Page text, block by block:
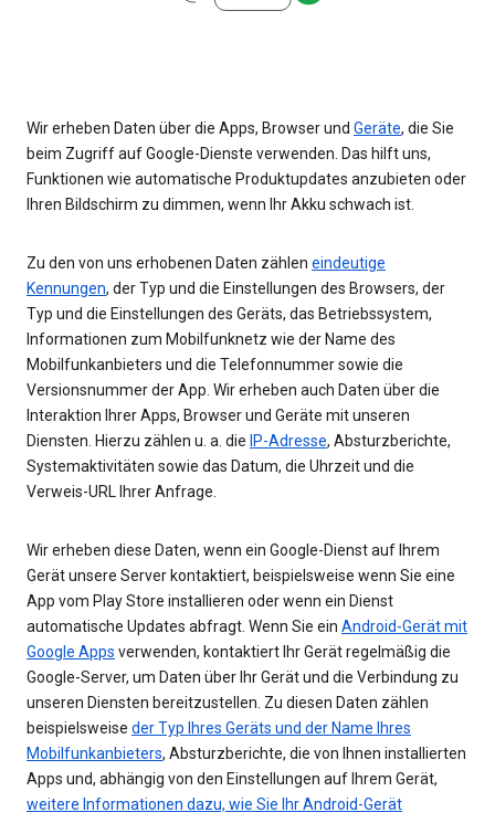
Wir erheben Daten über die Apps, Browser und Geräte, die Sie
beim Zugriff auf Google-Dienste verwenden. Das hilft uns,
Funktionen wie automatische Produktupdates anzubieten oder
Ihren Bildschirm zu dimmen, wenn Ihr Akku schwach ist.
Zu den von uns erhobenen Daten zählen eindeutige
Kennungen, der Typ und die Einstellungen des Browsers, der
Typ und die Einstellungen des Geräts, das Betriebssystem,
Informationen zum Mobilfunknetz wie der Name des
Mobilfunkanbieters und die Telefonnummer sowie die
Versionsnummer der App. Wir erheben auch Daten über die
Interaktion Ihrer Apps, Browser und Geräte mit unseren
Diensten. Hierzu zählen u. a. die IP-Adresse, Absturzberichte,
Systemaktivitäten sowie das Datum, die Uhrzeit und die
Verweis-URL Ihrer Anfrage.
Wir erheben diese Daten, wenn ein Google-Dienst auf Ihrem
Gerät unsere Server kontaktiert, beispielsweise wenn Sie eine
App vom Play Store installieren oder wenn ein Dienst
automatische Updates abfragt. Wenn Sie ein Android-Gerät mit
Google Apps verwenden, kontaktiert Ihr Gerät regelmäßig die
Google-Server, um Daten über Ihr Gerät und die Verbindung zu
unseren Diensten bereitzustellen. Zu diesen Daten zählen
beispielsweise der Typ Ihres Geräts und der Name Ihres
Mobilfunkanbieters, Absturzberichte, die von Ihnen installierten
Apps und, abhängig von den Einstellungen auf Ihrem Gerät,
weitere Informationen dazu, wie Sie Ihr Android-Gerät